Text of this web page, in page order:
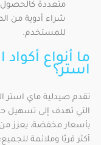
متعددة
شراء أدوية من
للمستخدم.
ما أنواع
استر؟
تقدم صيدلية ماي استر
التي تهدف إلى تسهيل
بأسعار مخفضة، يعزز
أكثر قربًا وملائمة للجميع: